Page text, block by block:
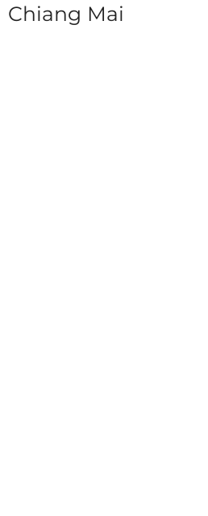
Chiang Mai